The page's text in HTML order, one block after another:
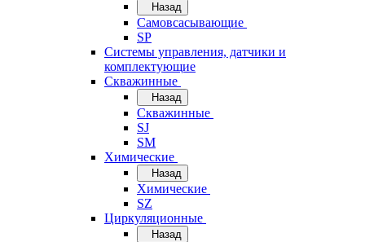
Назад
Самовсасывающие
SP
Системы управления, датчики и
комплектующие
Скважинные
Назад
Скважинные
SJ
SM
Химические
Назад
Химические
SZ
Циркуляционные
Назад